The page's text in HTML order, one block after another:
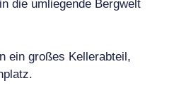
die umliegende Bergwelt
ein großes Kellerabteil,